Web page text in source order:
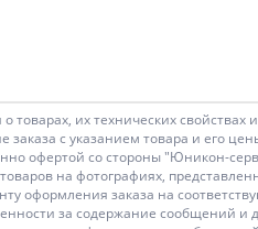
их технических свойствах
с указанием товара и его
офертой со стороны "Юникон-
на фотографиях,
оформления заказа на
за содержание сообщений и